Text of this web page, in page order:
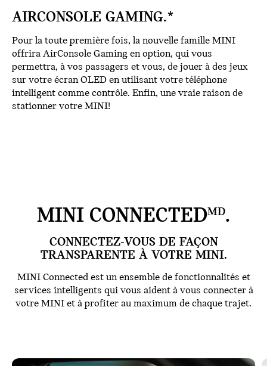
AIRCONSOLE GAMING.*
Pour la toute première fois, la nouvelle famille MINI
offrira AirConsole Gaming en option, qui vous
permettra, à vos passagers et vous, de jouer à des jeux
sur votre écran OLED en utilisant votre téléphone
intelligent comme contrôle. Enfin, une vraie raison de
stationner votre MINI!
MINI CONNECTEDMD.
CONNECTEZ-VOUS DE FAÇON
TRANSPARENTE À VOTRE MINI.
MINI Connected est un ensemble de fonctionnalités et
services intelligents qui vous aident à vous connecter à
votre MINI et à profiter au maximum de chaque trajet.